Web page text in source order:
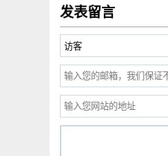
发表留言